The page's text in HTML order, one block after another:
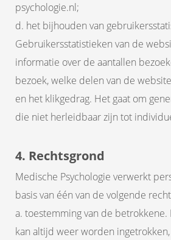
psychologie.nl;
d. het bijhouden van
Gebruikersstatistieken van de
informatie over de aantallen
bezoek, welke delen van de
en het klikgedrag. Het gaat om
die niet herleidbaar zijn tot
4. Rechtsgrond
Medische Psychologie verwerkt
basis van één van de volgende
a. toestemming van de
kan altijd weer worden